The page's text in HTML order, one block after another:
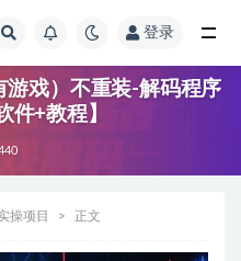
登录
游戏）不重装-解码程序
件+教程】
操项目 正文